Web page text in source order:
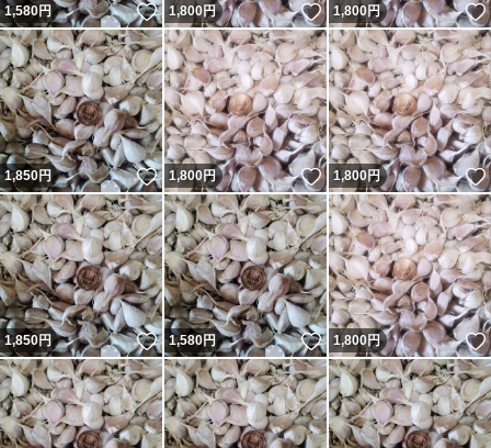
1,580円 いいね！
1,800円 いいね！
1,800円
1,850円 いいね！
1,800円 いいね！
1,800円
1,850円 いいね！
1,580円 いいね！
1,800円